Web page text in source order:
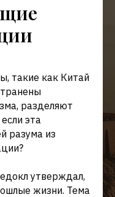
такие как Китай
разделяют
эта
разума из
утверждал,
жизни. Тема